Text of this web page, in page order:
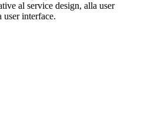
al service design, alla user
user interface.